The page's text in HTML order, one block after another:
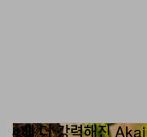
러로 리프레시